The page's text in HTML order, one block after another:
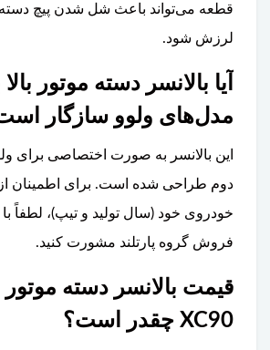
قطعه می‌تواند باعث شل شدن پیچ دسته
لرزش شود.
آیا بالانسر دسته موتور بالا
مدل‌های ولوو سازگار
دوم طراحی شده است. برای اطمینان از
خودروی خود (سال تولید و تیپ)، لطفاً
فروش گروه پارتلند مشورت کنید.
قیمت بالانسر دسته موتور
XC90 چقدر است؟